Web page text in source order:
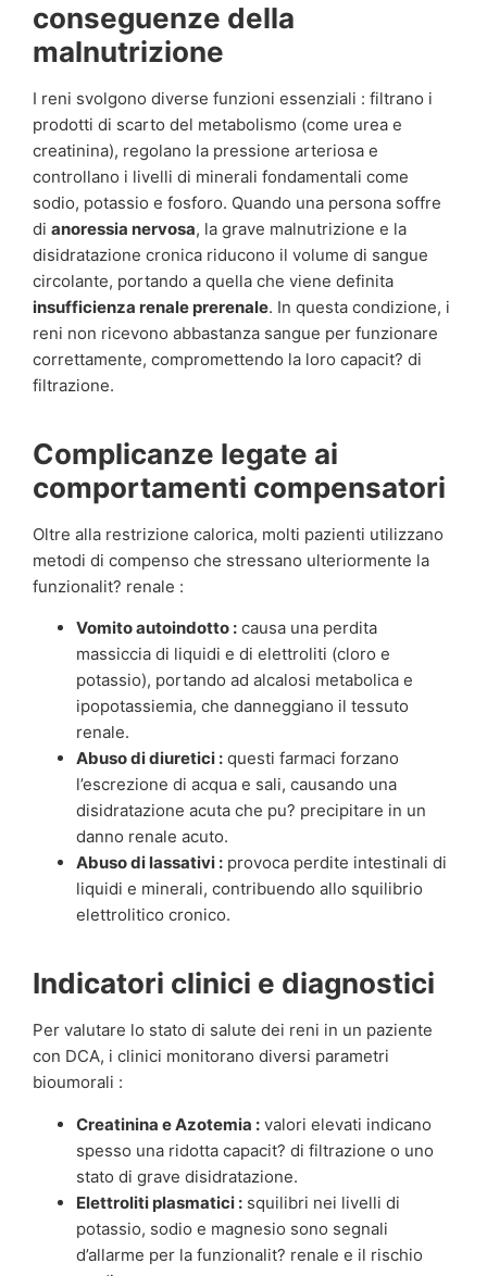
conseguenze della
malnutrizione
I reni svolgono diverse funzioni essenziali : filtrano i
prodotti di scarto del metabolismo (come urea e
creatinina), regolano la pressione arteriosa e
controllano i livelli di minerali fondamentali come
sodio, potassio e fosforo. Quando una persona soffre
di anoressia nervosa, la grave malnutrizione e la
disidratazione cronica riducono il volume di sangue
circolante, portando a quella che viene definita
insufficienza renale prerenale. In questa condizione, i
reni non ricevono abbastanza sangue per funzionare
correttamente, compromettendo la loro capacit? di
filtrazione.
Complicanze legate ai
comportamenti compensatori
Oltre alla restrizione calorica, molti pazienti utilizzano
metodi di compenso che stressano ulteriormente la
funzionalit? renale :
Vomito autoindotto : causa una perdita
massiccia di liquidi e di elettroliti (cloro e
potassio), portando ad alcalosi metabolica e
ipopotassiemia, che danneggiano il tessuto
renale.
Abuso di diuretici : questi farmaci forzano
l’escrezione di acqua e sali, causando una
disidratazione acuta che pu? precipitare in un
danno renale acuto.
Abuso di lassativi : provoca perdite intestinali di
liquidi e minerali, contribuendo allo squilibrio
elettrolitico cronico.
Indicatori clinici e diagnostici
Per valutare lo stato di salute dei reni in un paziente
con DCA, i clinici monitorano diversi parametri
bioumorali :
Creatinina e Azotemia : valori elevati indicano
spesso una ridotta capacit? di filtrazione o uno
stato di grave disidratazione.
Elettroliti plasmatici : squilibri nei livelli di
potassio, sodio e magnesio sono segnali
d’allarme per la funzionalit? renale e il rischio